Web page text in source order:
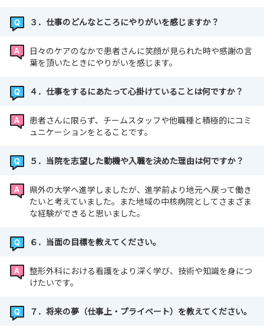
３．仕事のどんなところにやりがいを感じますか？
日々のケアのなかで患者さんに笑顔が見られた時や感謝の言
葉を頂いたときにやりがいを感じます。
４．仕事をするにあたって心掛けていることは何ですか？
患者さんに限らず、チームスタッフや他職種と積極的にコミ
ュニケーションをとることです。
５．当院を志望した動機や入職を決めた理由は何ですか？
県外の大学へ進学しましたが、進学前より地元へ戻って働き
たいと考えていました。また地域の中核病院としてさまざま
な経験ができると思いました。
６．当面の目標を教えてください。
整形外科における看護をより深く学び、技術や知識を身につ
けたいです。
７．将来の夢（仕事上・プライベート）を教えてください。